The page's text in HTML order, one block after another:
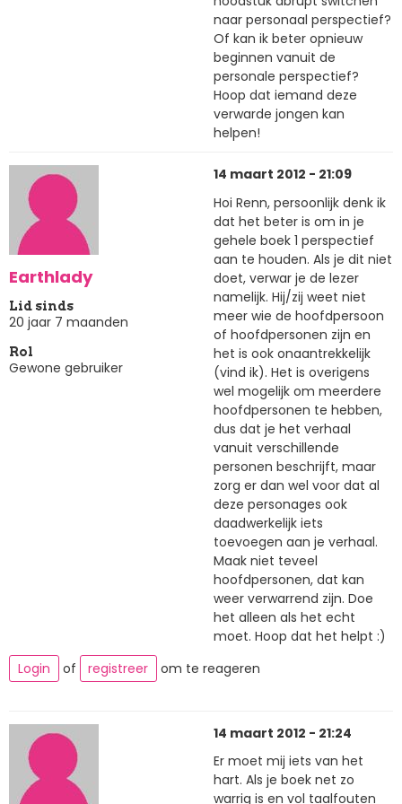
naar personaal perspectief?
Of kan ik beter opnieuw
beginnen vanuit de
personale perspectief?
Hoop dat iemand deze
verwarde jongen kan
helpen!
Earthlady
Lid sinds
20 jaar 7 maanden
Rol
Gewone gebruiker
14 maart 2012 - 21:09
Hoi Renn, persoonlijk denk ik
dat het beter is om in je
gehele boek 1 perspectief
aan te houden. Als je dit niet
doet, verwar je de lezer
namelijk. Hij/zij weet niet
meer wie de hoofdpersoon
of hoofdpersonen zijn en
het is ook onaantrekkelijk
(vind ik). Het is overigens
wel mogelijk om meerdere
hoofdpersonen te hebben,
dus dat je het verhaal
vanuit verschillende
personen beschrijft, maar
zorg er dan wel voor dat al
deze personages ook
daadwerkelijk iets
toevoegen aan je verhaal.
Maak niet teveel
hoofdpersonen, dat kan
weer verwarrend zijn. Doe
het alleen als het echt
moet. Hoop dat het helpt :)
Login
of registreer om te reageren
14 maart 2012 - 21:24
Er moet mij iets van het
hart. Als je boek net zo
warrig is en vol taalfouten